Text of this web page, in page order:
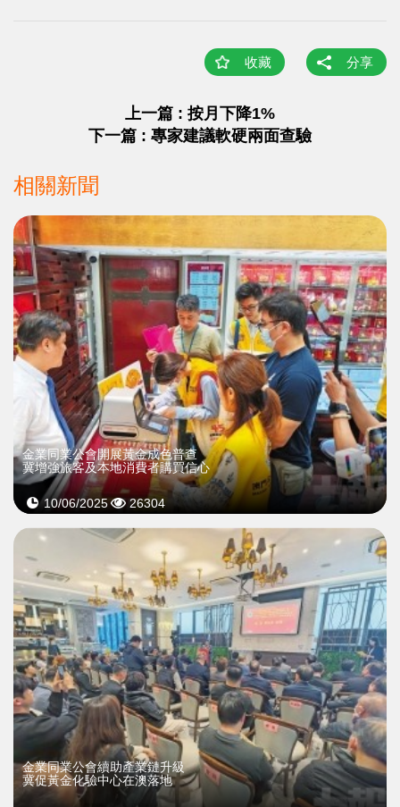
收藏 分享
上一篇 : 按月下降1%
下一篇 : 專家建議軟硬兩面查驗
相關新聞
金業同業公會開展黃金成色普查
冀增強旅客及本地消費者購買信心
10/06/2025 26304
金業同業公會續助產業鏈升級
冀促黃金化驗中心在澳落地